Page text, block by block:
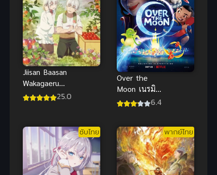
Jiisan Baasan
Wakagaeru
ซับไทย
25.0
Over the
Moon เนรมิต
ฝันสู่จันทรา6.4
ซับไทย พากย์ไทย